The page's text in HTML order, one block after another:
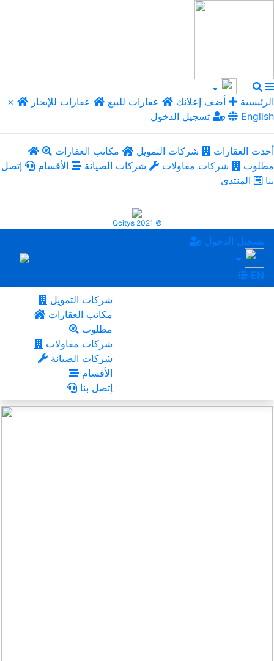
× الرئيسية أضف إعلانك عقارات للبيع
عقارات للإيجار
تسجيل الدخول
English
أحدث العقارات شركات التمويل
مكاتب العقارات
مطلوب
شركات مقاولات شركات الصيانة الأقسام
إتصل
بنا
المنتدى
Qcitys 2021 ©
تسجيل الدخول
EN
شركات التمويل
مكاتب العقارات
مطلوب
شركات مقاولات
شركات الصيانة
الأقسام
إتصل بنا